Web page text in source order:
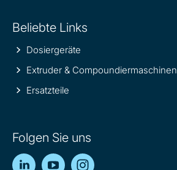
Beliebte Links
Dosiergeräte
Extruder & Compoundiermaschinen
Ersatzteile
Folgen Sie uns
LinkedInYouTube